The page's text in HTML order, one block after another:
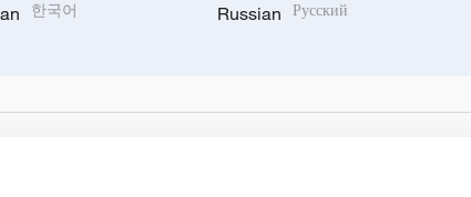
한국어 Russian Русский